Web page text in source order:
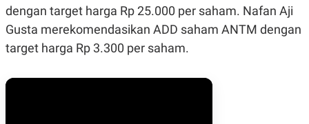
dengan target harga Rp 25.000 per saham. Nafan Aji
Gusta merekomendasikan ADD saham ANTM dengan
target harga Rp 3.300 per saham.